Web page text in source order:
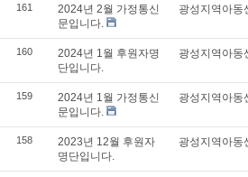
161
2024년 2월 가정통신
문입니다.
광성지역아동
160
2024년 1월 후원자명
단입니다.
광성지역아동
159
2024년 1월 가정통신
문입니다.
광성지역아동
158
2023년 12월 후원자
명단입니다.
광성지역아동